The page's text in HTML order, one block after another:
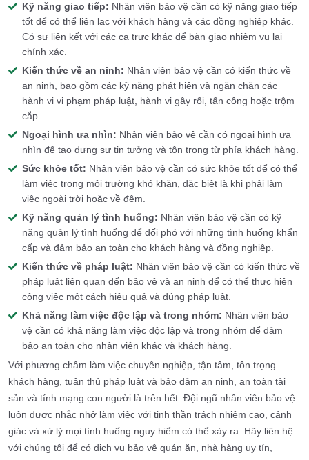
Kỹ năng giao tiếp: Nhân viên bảo vệ cần có kỹ năng giao tiếp
tốt để có thể liên lạc với khách hàng và các đồng nghiệp khác.
Có sự liên kết với các ca trực khác để bàn giao nhiệm vụ lại
chính xác.
Kiến thức về an ninh: Nhân viên bảo vệ cần có kiến thức về
an ninh, bao gồm các kỹ năng phát hiện và ngăn chặn các
hành vi vi phạm pháp luật, hành vi gây rối, tấn công hoặc trộm
cắp.
Ngoại hình ưa nhìn: Nhân viên bảo vệ cần có ngoại hình ưa
nhìn để tạo dựng sự tin tưởng và tôn trọng từ phía khách hàng.
Sức khỏe tốt: Nhân viên bảo vệ cần có sức khỏe tốt để có thể
làm việc trong môi trường khó khăn, đặc biệt là khi phải làm
việc ngoài trời hoặc về đêm.
Kỹ năng quản lý tình huống: Nhân viên bảo vệ cần có kỹ
năng quản lý tình huống để đối phó với những tình huống khẩn
cấp và đảm bảo an toàn cho khách hàng và đồng nghiệp.
Kiến thức về pháp luật: Nhân viên bảo vệ cần có kiến thức về
pháp luật liên quan đến bảo vệ và an ninh để có thể thực hiện
công việc một cách hiệu quả và đúng pháp luật.
Khả năng làm việc độc lập và trong nhóm: Nhân viên bảo
vệ cần có khả năng làm việc độc lập và trong nhóm để đảm
bảo an toàn cho nhân viên khác và khách hàng.
Với phương châm làm việc chuyên nghiệp, tận tâm, tôn trọng
khách hàng, tuân thủ pháp luật và bảo đảm an ninh, an toàn tài
sản và tính mạng con người là trên hết. Đội ngũ nhân viên bảo vệ
luôn được nhắc nhở làm việc với tinh thần trách nhiệm cao, cảnh
giác và xử lý mọi tình huống nguy hiểm có thể xảy ra. Hãy liên hệ
với chúng tôi để có dịch vụ bảo vệ quán ăn, nhà hàng uy tín,